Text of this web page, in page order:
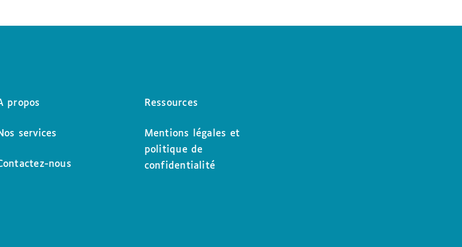
propos
services
nous
Ressources
Mentions légales et
politique de
confidentialité